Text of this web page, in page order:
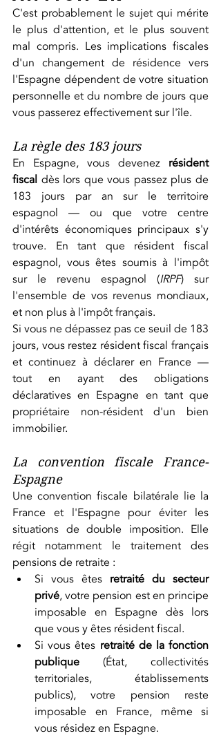
C'est probablement le sujet qui mérite
le plus d'attention, et le plus souvent
mal compris. Les implications fiscales
d'un changement de résidence vers
l'Espagne dépendent de votre situation
personnelle et du nombre de jours que
vous passerez effectivement sur l'île.
La règle des 183 jours
En Espagne, vous devenez résident
fiscal dès lors que vous passez plus de
183 jours par an sur le territoire
espagnol — ou que votre centre
d'intérêts économiques principaux s'y
trouve. En tant que résident fiscal
espagnol, vous êtes soumis à l'impôt
sur le revenu espagnol (IRPF) sur
l'ensemble de vos revenus mondiaux,
et non plus à l'impôt français.
Si vous ne dépassez pas ce seuil de 183
jours, vous restez résident fiscal français
et continuez à déclarer en France —
tout en ayant des obligations
déclaratives en Espagne en tant que
propriétaire non-résident d'un bien
immobilier.
La convention fiscale France-
Espagne
Une convention fiscale bilatérale lie la
France et l'Espagne pour éviter les
situations de double imposition. Elle
régit notamment le traitement des
pensions de retraite :
Si vous êtes retraité du secteur
privé, votre pension est en principe
imposable en Espagne dès lors
que vous y êtes résident fiscal.
Si vous êtes retraité de la fonction
publique (État, collectivités
territoriales, établissements
publics), votre pension reste
imposable en France, même si
vous résidez en Espagne.